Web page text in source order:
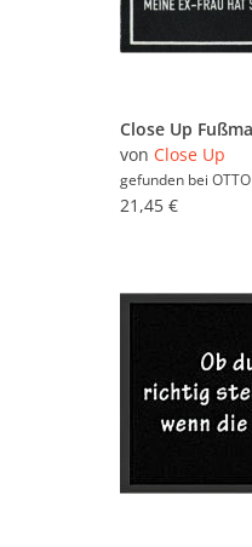
von Close Up
gefunden bei OTTO
21,45 €